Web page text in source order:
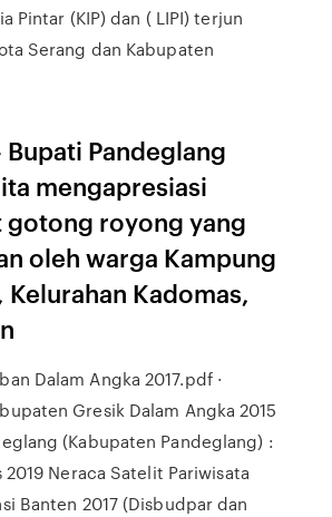
Pintar (KIP) dan ( LIPI) terjun
Serang dan Kabupaten
Bupati Pandeglang
mengapresiasi
gotong royong yang
oleh warga Kampung
Kelurahan Kadomas,
Dalam Angka 2017.pdf ·
Gresik Dalam Angka 2015
(Kabupaten Pandeglang) :
2019 Neraca Satelit Pariwisata
Banten 2017 (Disbudpar dan